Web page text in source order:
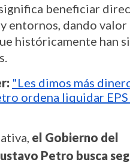
beneficiar
entornos, dando valor
históricamente han
"Les dimos más
ordena liquidar EPS
el Gobierno del
Petro busca